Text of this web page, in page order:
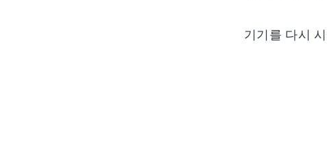
기기를 다시